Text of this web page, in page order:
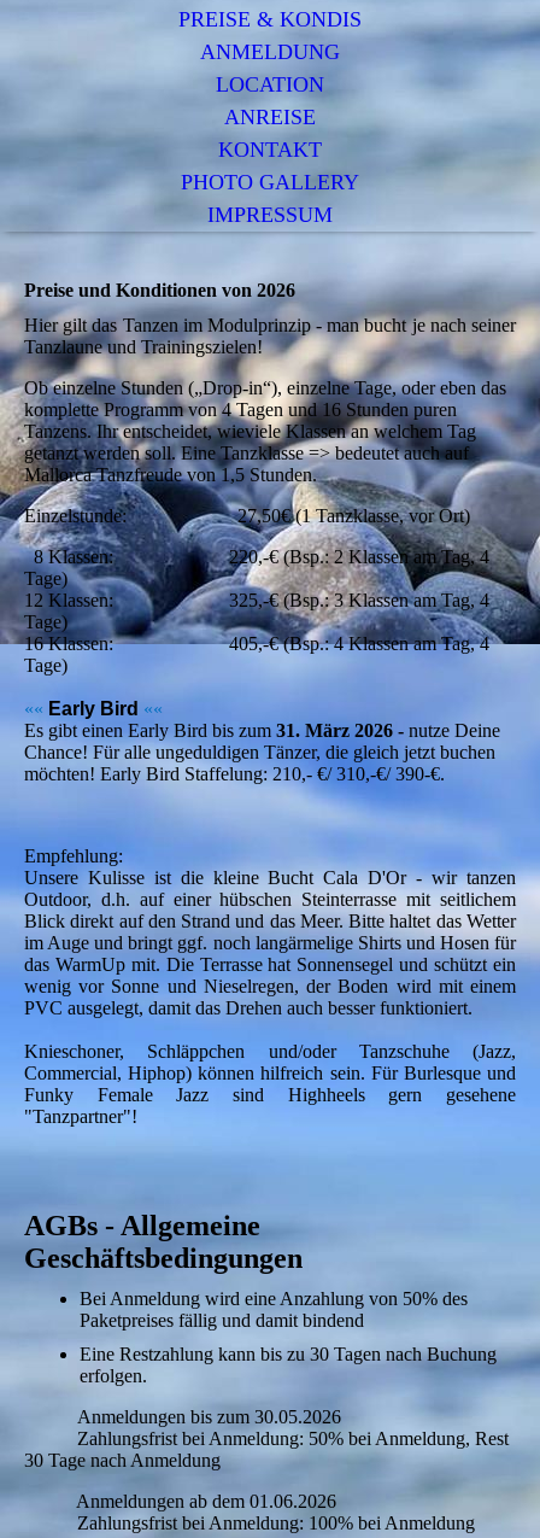
PREISE & KONDIS
ANMELDUNG
LOCATION
ANREISE
KONTAKT
PHOTO GALLERY
IMPRESSUM
Preise und Konditionen von 2026
Hier gilt das Tanzen im Modulprinzip - man bucht je nach seiner
Tanzlaune und Trainingszielen!
Ob einzelne Stunden („Drop-in“), einzelne Tage, oder eben das
komplette Programm von 4 Tagen und 16 Stunden puren
Tanzens. Ihr entscheidet, wieviele Klassen an welchem Tag
getanzt werden soll.Eine Tanzklasse => bedeutet auch auf
Mallorca Tanzfreude von 1,5 Stunden.
Einzelstunde: 27,50€ (1 Tanzklasse, vor Ort)
8 Klassen: 220,-€ (Bsp.: 2 Klassen am Tag, 4
Tage)
12 Klassen: 325,-€ (Bsp.: 3 Klassen am Tag, 4
Tage)
16 Klassen: 405,-€ (Bsp.: 4 Klassen am Tag, 4
Tage)
«« Early Bird ««
Es gibt einen Early Bird bis zum 31. März 2026 - nutze Deine
Chance! Für alle ungeduldigen Tänzer, die gleich jetzt buchen
möchten! Early Bird Staffelung: 210,- €/ 310,-€/ 390-€.
Empfehlung:
Unsere Kulisse ist die kleine Bucht Cala D'Or - wir tanzen
Outdoor, d.h. auf einer hübschen Steinterrasse mit seitlichem
Blick direkt auf den Strand und das Meer. Bitte haltet das Wetter
im Auge und bringt ggf. noch langärmelige Shirts und Hosen für
das WarmUp mit. Die Terrasse hat Sonnensegel und schützt ein
wenig vor Sonne und Nieselregen, der Boden wird mit einem
PVC ausgelegt, damit das Drehen auch besser funktioniert.
Knieschoner, Schläppchen und/oder Tanzschuhe (Jazz,
Commercial, Hiphop) können hilfreich sein. Für Burlesque und
Funky Female Jazz sind Highheels gern gesehene
"Tanzpartner"!
AGBs - Allgemeine
Geschäftsbedingungen
Bei Anmeldung wird eine Anzahlung von 50% des
Paketpreises fällig und damit bindend
Eine Restzahlung kann bis zu 30 Tagen nach Buchung
erfolgen.
Anmeldungen bis zum 30.05.2026
Zahlungsfrist bei Anmeldung: 50% bei Anmeldung, Rest
30 Tage nach Anmeldung
Anmeldungen ab dem 01.06.2026
Zahlungsfrist bei Anmeldung: 100% bei Anmeldung